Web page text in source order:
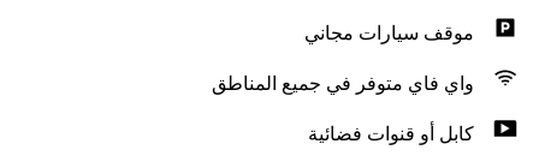
موقف سيارات مجاني
واي فاي متوفر في جميع المناطق
كابل أو قنوات فضائية